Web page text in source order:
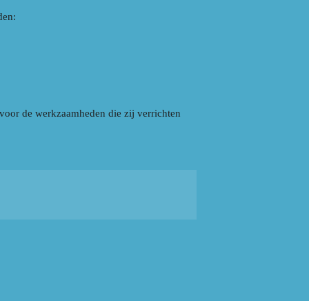
de werkzaamheden die zij verrichten